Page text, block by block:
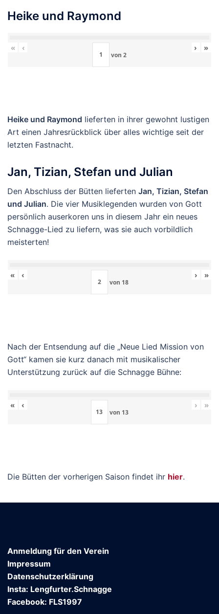
Heike und Raymond
« ‹
von 2
› »
Heike und Raymond lieferten in ihrer gewohnt lustigen
Art einen Jahresrückblick über alles wichtige seit der
letzten Fastnacht.
Jan, Tizian, Stefan und Julian
Den Abschluss der Bütten lieferten Jan, Tizian, Stefan
und Julian. Die vier Musiklegenden wurden von Gott
persönlich auserkoren uns in diesem Jahr ein neues
Schnagge-Lied zu liefern, was sie auch vorbildlich
meisterten!
« ‹
von 18
› »
Nach der Entsendung auf die „Neue Lied Mission von
Gott“ kamen sie kurz danach mit musikalischer
Unterstützung zurück auf die Schnagge Bühne:
« ‹
von 13
› »
Die Bütten der vorherigen Saison findet ihr hier.
Anmeldung für den Verein
Impressum
Datenschutzerklärung
Insta: Lengfurter.Schnagge
Facebook: FLS1997